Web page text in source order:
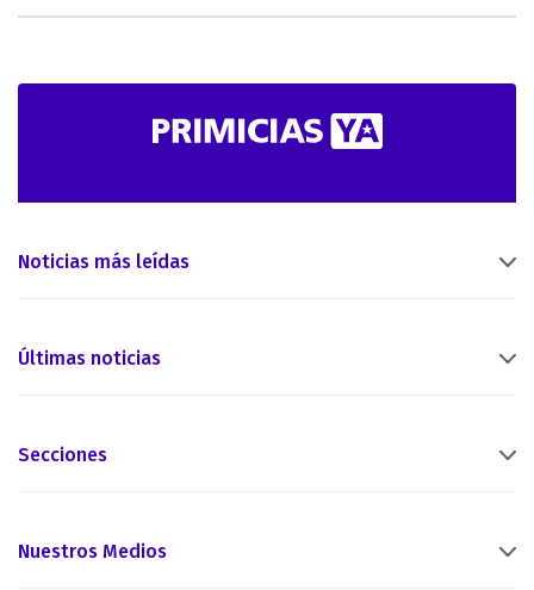
Noticias más leídas
Últimas noticias
Secciones
Nuestros Medios